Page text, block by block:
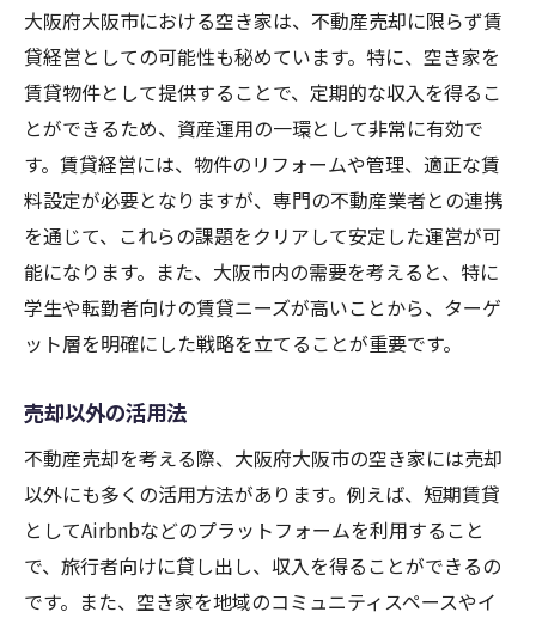
大阪府大阪市における空き家は、不動産売却に限らず賃
貸経営としての可能性も秘めています。特に、空き家を
賃貸物件として提供することで、定期的な収入を得るこ
とができるため、資産運用の一環として非常に有効で
す。賃貸経営には、物件のリフォームや管理、適正な賃
料設定が必要となりますが、専門の不動産業者との連携
を通じて、これらの課題をクリアして安定した運営が可
能になります。また、大阪市内の需要を考えると、特に
学生や転勤者向けの賃貸ニーズが高いことから、ターゲ
ット層を明確にした戦略を立てることが重要です。
売却以外の活用法
不動産売却を考える際、大阪府大阪市の空き家には売却
以外にも多くの活用方法があります。例えば、短期賃貸
としてAirbnbなどのプラットフォームを利用すること
で、旅行者向けに貸し出し、収入を得ることができるの
です。また、空き家を地域のコミュニティスペースやイ